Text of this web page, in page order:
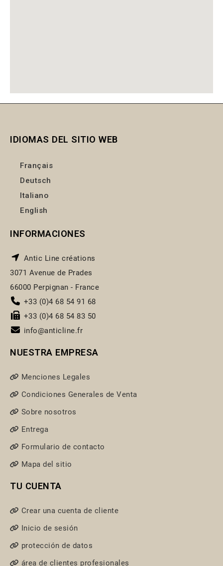
IDIOMAS DEL SITIO WEB
Français
Deutsch
Italiano
English
INFORMACIONES
Antic Line créations
3071 Avenue de Prades
66000 Perpignan - France
+33 (0)4 68 54 91 68
+33 (0)4 68 54 83 50
info@anticline.fr
NUESTRA EMPRESA
Menciones Legales
Condiciones Generales de Venta
Sobre nosotros
Entrega
Formulario de contacto
Mapa del sitio
TU CUENTA
Crear una cuenta de cliente
Inicio de sesión
protección de datos
área de clientes profesionales